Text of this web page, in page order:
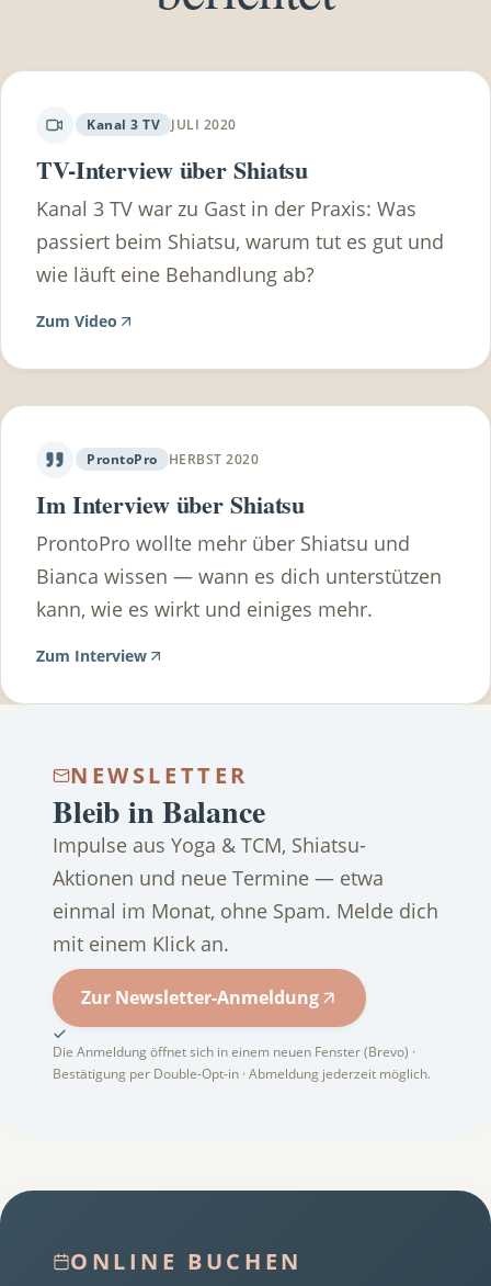
Gesundheitscheckup machen lassen und danach
wovon du 100€ retour bekommst) Du hast eine
Zusatzversicherung? Frag dazu am besten bei
Zusatzversicherung übernimmt. Sehr viele
Zusatzversicherungen übernehmen doch einen
beträchtlichen Teil.
Kanal 3 TV JULI 2020
TV-Interview über Shiatsu
Kanal 3 TV war zu Gast in der Praxis: Was
passiert beim Shiatsu, warum tut es gut und
wie läuft eine Behandlung ab?
Zum Video
ProntoPro HERBST 2020
Im Interview über Shiatsu
ProntoPro wollte mehr über Shiatsu und
Bianca wissen — wann es dich unterstützen
kann, wie es wirkt und einiges mehr.
Zum Interview
NEWSLETTER
Bleib in Balance
Impulse aus Yoga & TCM, Shiatsu-
Aktionen und neue Termine — etwa
einmal im Monat, ohne Spam. Melde dich
mit einem Klick an.
Zur Newsletter-Anmeldung
Die Anmeldung öffnet sich in einem neuen Fenster (Brevo) ·
Bestätigung per Double-Opt-in · Abmeldung jederzeit möglich.
ONLINE BUCHEN